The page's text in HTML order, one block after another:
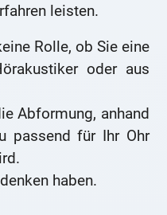
leisten.
Rolle, ob Sie eine
oder aus
Abformung, anhand
passend für Ihr Ohr
haben.